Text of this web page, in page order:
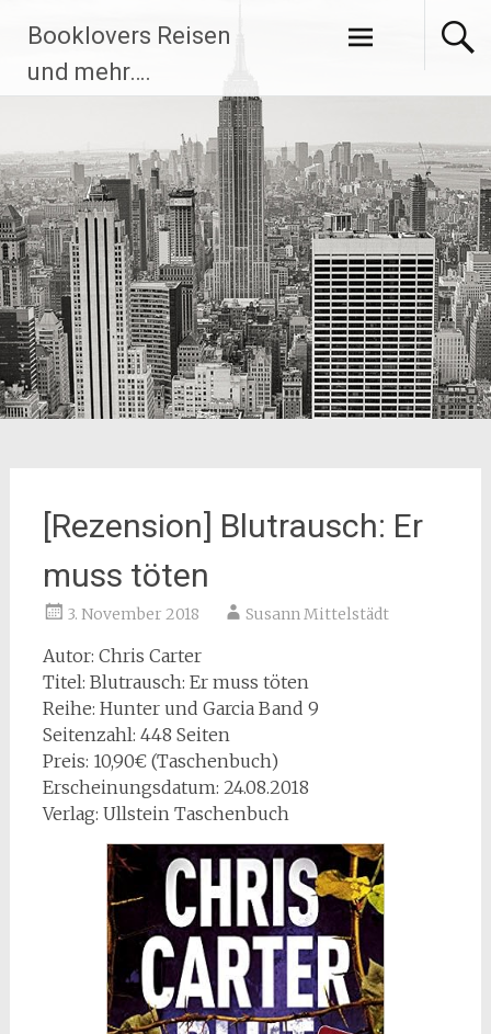
Inhalt
springen
Booklovers Reisen
und mehr….
[Rezension] Blutrausch: Er
muss töten
3. November 2018 Susann Mittelstädt
Autor: Chris Carter
Titel: Blutrausch: Er muss töten
Reihe: Hunter und Garcia Band 9
Seitenzahl: 448 Seiten
Preis: 10,90€ (Taschenbuch)
Erscheinungsdatum: 24.08.2018
Verlag: Ullstein Taschenbuch